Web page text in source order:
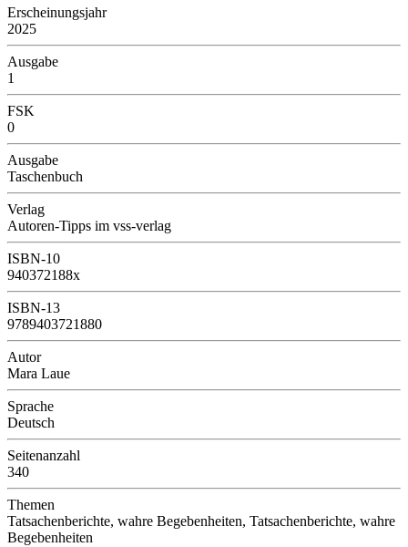
Erscheinungsjahr
2025
Ausgabe
1
FSK
0
Ausgabe
Taschenbuch
Verlag
Autoren-Tipps im vss-verlag
ISBN-10
940372188x
ISBN-13
9789403721880
Autor
Mara Laue
Sprache
Deutsch
Seitenanzahl
340
Themen
Tatsachenberichte, wahre Begebenheiten, Tatsachenberichte, wahre
Begebenheiten